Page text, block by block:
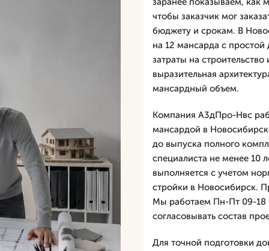
чтобы заказчик мог
бюджету и срокам. В
на 12 мансарда с
затраты на
выразительная
мансардный объем.
Компания А3дПро-Нвс
мансардой в
до выпуска полного
специалиста не менее 10
выполняется с учетом
стройки в Новосибирск.
Мы работаем Пн-Пт 09-18
согласовывать состав
Для точной подготовки